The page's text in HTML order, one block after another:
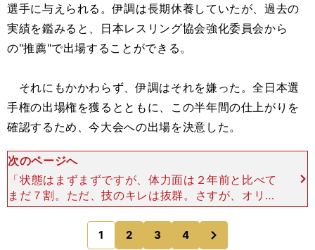
選手に与えられる。伊調は長期休養していたが、過去の
実績を鑑みると、日本レスリング協会強化委員会から
の"推薦"で出場することができる。
それにもかかわらず、伊調はそれを嫌った。全日本選
手権の出場権を獲るとともに、この半年間の仕上がりを
確認するため、今大会への出場を決意した。
次のページへ
「状態はまずまずですが、体力面は２年前と比べて
まだ７割。ただ、技のキレは抜群。さすが、オリン
ピック４連覇の選手。問題は実戦の感覚を取り戻す
こと。それが大事」 ALSOK大橋正教監督は試合
前、伊調につい
1 2 3 4
のページへ